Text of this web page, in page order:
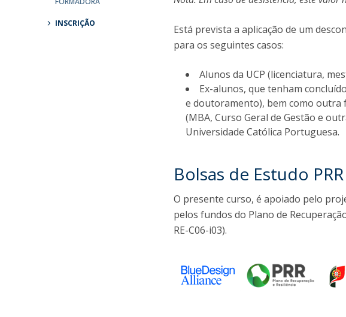
Parcerias Estratégicas
Iniciativas Nacionais
Dia
Teen Academy
Tertúlias na
Jornadas
Laboratório
Embalagens
CINATE -
INSCRIÇÃO
Está prevista a aplicação de um
para os seguintes casos:
Alunos da UCP (licenciatura,
Ex-alunos, que tenham
e doutoramento), bem como outra
(MBA, Curso Geral de Gestão e
Universidade Católica Portuguesa.
Bolsas de Estudo PRR
O presente curso, é apoiado pelo
pelos fundos do Plano de
RE-C06-i03).